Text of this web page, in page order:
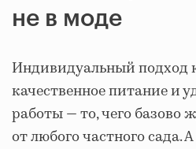
не в моде
Индивидуальный подход
качественное питание и
работы — то, чего базово
от любого частного сада.